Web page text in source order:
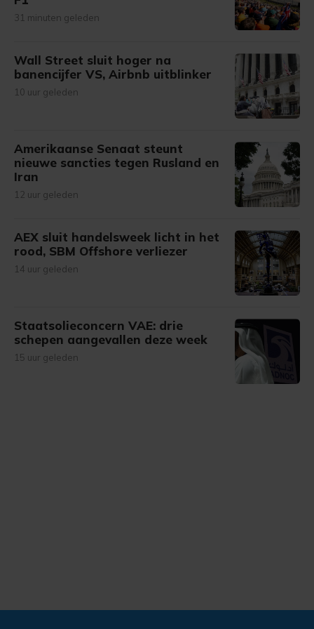
31 minuten geleden
Wall Street sluit hoger na
banencijfer VS, Airbnb uitblinker
10 uur geleden
Amerikaanse Senaat steunt
nieuwe sancties tegen Rusland en
Iran
12 uur geleden
AEX sluit handelsweek licht in het
rood, SBM Offshore verliezer
14 uur geleden
Staatsolieconcern VAE: drie
schepen aangevallen deze week
15 uur geleden